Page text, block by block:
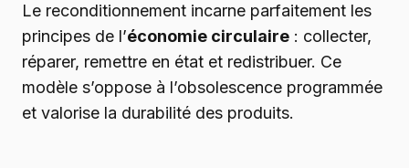
Le reconditionnement incarne parfaitement les
principes de l’économie circulaire : collecter,
réparer, remettre en état et redistribuer. Ce
modèle s’oppose à l’obsolescence programmée
et valorise la durabilité des produits.